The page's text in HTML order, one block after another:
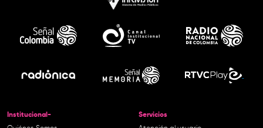
Institucional-
Servicios